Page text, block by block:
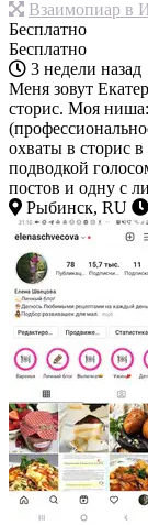
Взаимопиар в
Бесплатно
Бесплатно
3 недели назад
Меня зовут
сторис. Моя
охваты в сторис
подводкой
постов и одну с
Рыбинск, RU